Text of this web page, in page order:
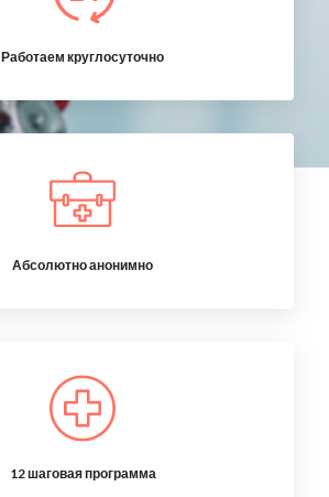
Работаем круглосуточно
Абсолютно анонимно
12 шаговая программа